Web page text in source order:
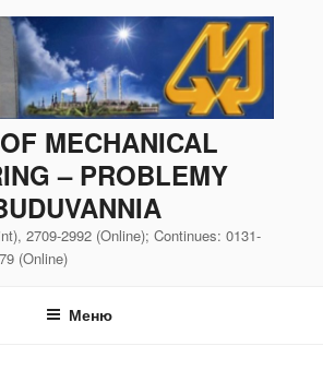
MECHANICAL
– PROBLEMY
2709-2992 (Online); Continues: 0131-
(Online)
Меню